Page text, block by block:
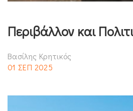
Περιβάλλον και
Βασίλης Κρητικός
01 ΣΕΠ 2025